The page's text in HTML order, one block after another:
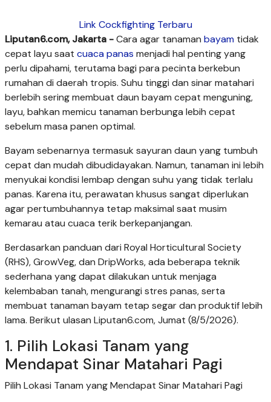
Link Cockfighting Terbaru
Liputan6.com, Jakarta -Cara agar tanaman bayam tidak
cepat layu saat cuaca panas menjadi hal penting yang
perlu dipahami, terutama bagi para pecinta berkebun
rumahan di daerah tropis. Suhu tinggi dan sinar matahari
berlebih sering membuat daun bayam cepat menguning,
layu, bahkan memicu tanaman berbunga lebih cepat
sebelum masa panen optimal.
Bayam sebenarnya termasuk sayuran daun yang tumbuh
cepat dan mudah dibudidayakan. Namun, tanaman ini lebih
menyukai kondisi lembap dengan suhu yang tidak terlalu
panas. Karena itu, perawatan khusus sangat diperlukan
agar pertumbuhannya tetap maksimal saat musim
kemarau atau cuaca terik berkepanjangan.
Berdasarkan panduan dari Royal Horticultural Society
(RHS), GrowVeg, dan DripWorks, ada beberapa teknik
sederhana yang dapat dilakukan untuk menjaga
kelembaban tanah, mengurangi stres panas, serta
membuat tanaman bayam tetap segar dan produktif lebih
lama. Berikut ulasan Liputan6.com, Jumat (8/5/2026).
1. Pilih Lokasi Tanam yang
Mendapat Sinar Matahari Pagi
Pilih Lokasi Tanam yang Mendapat Sinar Matahari Pagi